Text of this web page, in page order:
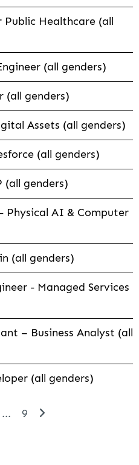
Public Healthcare (all
(all genders)
(all genders)
Assets (all genders)
(all genders)
(all genders)
Physical AI & Computer
(all genders)
- Managed Services
– Business Analyst (all
(all genders)
... 9